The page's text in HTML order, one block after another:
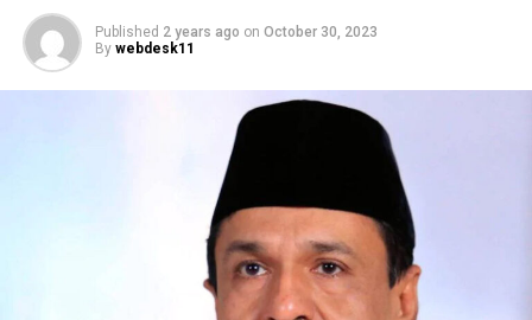
Published 2 years ago on October 30, 2023
By webdesk11